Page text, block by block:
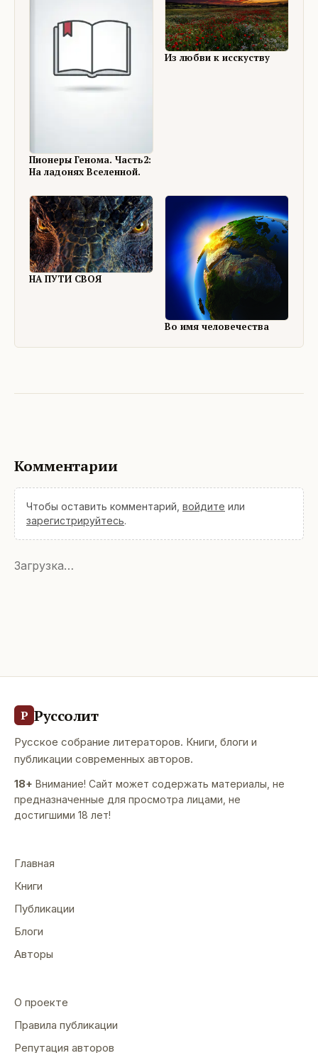
Пионеры Генома. Часть2:
На ладонях Вселенной.
Из любви к исскуству
НА ПУТИ СВОЯ
Во имя человечества
Комментарии
Чтобы оставить комментарий, войдите или
зарегистрируйтесь.
Загрузка…
Р Руссолит
Русское собрание литераторов. Книги, блоги и
публикации современных авторов.
18+ Внимание! Сайт может содержать материалы, не
предназначенные для просмотра лицами, не
достигшими 18 лет!
Главная
Книги
Публикации
Блоги
Авторы
О проекте
Правила публикации
Репутация авторов